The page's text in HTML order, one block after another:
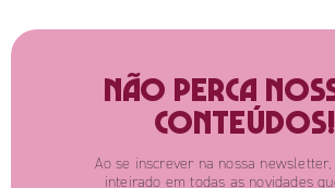
Não perca
conteúdos!
Ao se inscrever na nossa
inteirado em todas as novidades